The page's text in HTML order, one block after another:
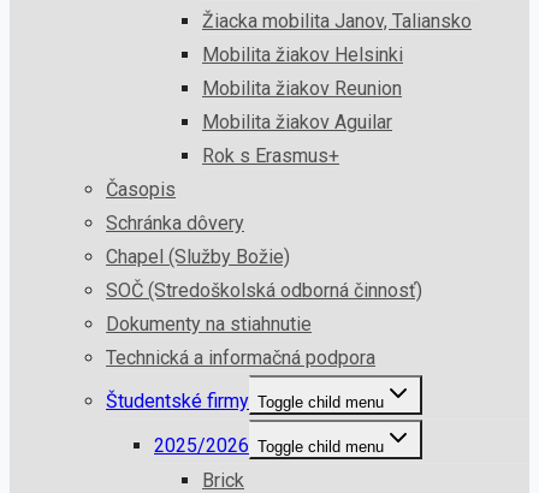
Žiacka mobilita Janov, Taliansko
Mobilita žiakov Helsinki
Mobilita žiakov Reunion
Mobilita žiakov Aguilar
Rok s Erasmus+
Časopis
Schránka dôvery
Chapel (Služby Božie)
SOČ (Stredoškolská odborná činnosť)
Dokumenty na stiahnutie
Technická a informačná podpora
Študentské firmy Toggle child menu
2025/2026 Toggle child menu
Brick